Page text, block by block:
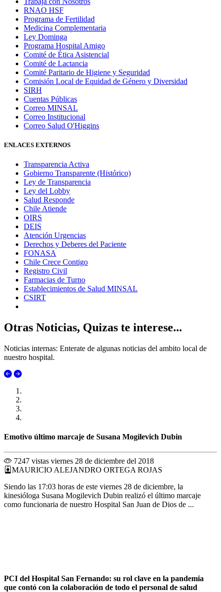
RNAO HSF
Programa de Fertilidad
Medicina Complementaria
Ley Dominga
Programa Hospital Amigo
Comité de Ética Asistencial
Comité de Lactancia
Comité Paritario de Higiene y Seguridad
Comisión Local de Equidad de Género y Diversidad
SIRH
Cuentas Públicas
Correo MINSAL
Correo Institucional
Correo Salud O'Higgins
ENLACES EXTERNOS
Transparencia Activa
Gobierno Transparente (Histórico)
Ley de Transparencia
Ley del Lobby
Salud Responde
Chile Atiende
OIRS
DEIS
Atención Urgencias
Derechos y Deberes del Paciente
FONASA
Chile Crece Contigo
Registro Civil
Farmacias de Turno
Establecimientos de Salud MINSAL
CSIRT
Otras Noticias, Quizas te interese...
Noticias internas: Enterate de algunas noticias del ambito local de
nuestro hospital.
Emotivo último marcaje de Susana Mogilevich Dubin
7247 vistas viernes 28 de diciembre del 2018
MAURICIO ALEJANDRO ORTEGA ROJAS
Siendo las 17:03 horas de este viernes 28 de diciembre, la
kinesióloga Susana Mogilevich Dubin realizó el último marcaje
como funcionaria de nuestro Hospital San Juan de Dios de ...
PCI del Hospital San Fernando: su rol clave en la pandemia
que contó con la colaboración de todo el personal de salud